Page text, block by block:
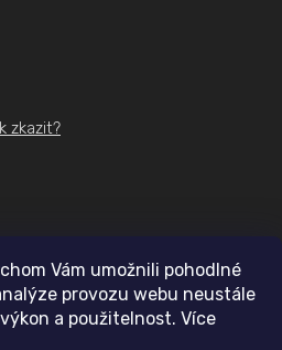
Vám umožnili pohodlné
provozu webu neustále
a použitelnost. Více
zkazit?